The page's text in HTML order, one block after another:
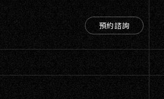
預約諮詢
預約諮詢